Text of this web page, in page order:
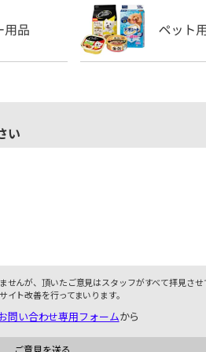
い
せんが、頂いたご意見はスタッフがすべて拝見させ
ト改善を行ってまいります。
問い合わせ専用フォームから